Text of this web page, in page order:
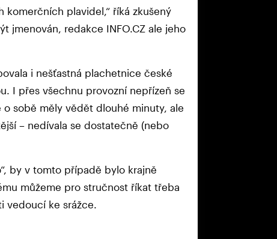
plavidel,“ říká zkušený
jmenován, redakce INFO.CZ ale jeho
i nešťastná plachetnice české
I přes všechnu provozní nepřízeň se
sobě měly vědět dlouhé minuty, ale
– nedívala se dostatečně (nebo
by v tomto případě bylo krajně
můžeme pro stručnost říkat třeba
vedoucí ke srážce.